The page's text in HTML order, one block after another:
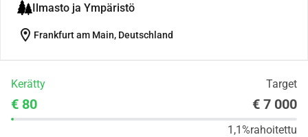
Ilmasto ja Ympäristö
location_on Frankfurt am Main, Deutschland
Kerätty Target
€ 80 € 7 000
1,1%rahoitettu